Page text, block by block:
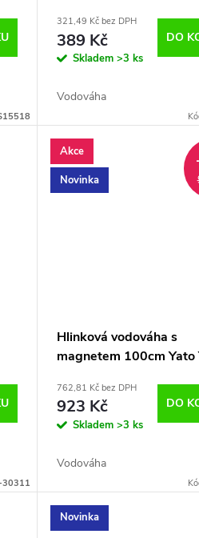
321,49 Kč bez DPH
389 Kč
Skladem>3 ks
DO
Vodováha
30311
Akce
Novinka
Hlinková vodováha s
magnetem 100cm Yato
762,81 Kč bez DPH
923 Kč
Skladem>3 ks
DO
Vodováha
Novinka